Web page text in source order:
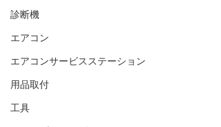
診断機
エアコン
エアコンサービスステーション
用品取付
工具